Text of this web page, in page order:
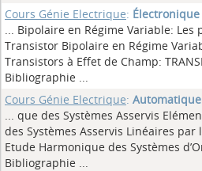
Cours Génie Electrique:
... Bipolaire en Régime Variable: Les
Transistor Bipolaire en Régime
Transistors à Effet de Champ:
Bibliographie ...
Cours Génie Electrique: Automatique
... que des Systèmes Asservis
des Systèmes Asservis Linéaires
Etude Harmonique des Systèmes
Bibliographie ...